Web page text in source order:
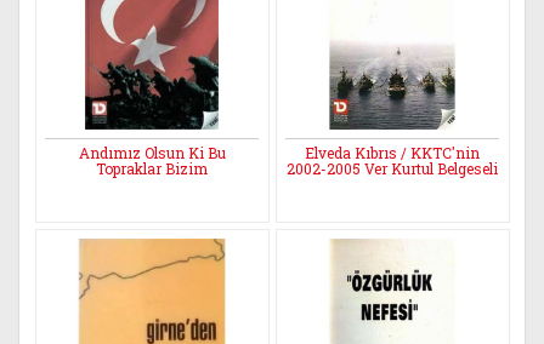
Andımız Olsun Ki Bu
Topraklar Bizim
Elveda Kıbrıs / KKTC'nin
2002-2005 Ver Kurtul Belgeseli